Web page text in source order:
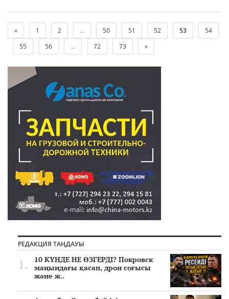
« 1 2 ... 50 51 52 53
54
55
56 ... 72 73 »
РЕДАКЦИЯ ТАҢДАУЫ
10 КҮНДЕ НЕ ӨЗГЕРДІ? Покровск
маңындағы қасап, дрон соғысы
және ж..